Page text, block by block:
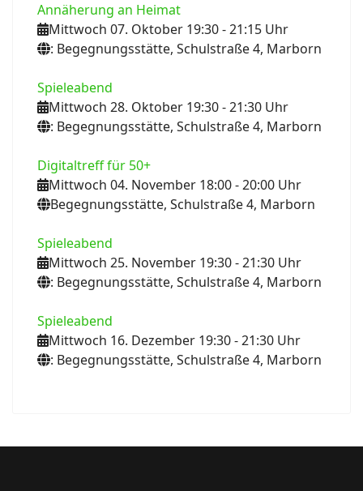
Annäherung an Heimat
Mittwoch 07. Oktober 19:30- 21:15 Uhr
: Begegnungsstätte, Schulstraße 4, Marborn
Spieleabend
Mittwoch 28. Oktober 19:30- 21:30 Uhr
: Begegnungsstätte, Schulstraße 4, Marborn
Digitaltreff für 50+
Mittwoch 04. November 18:00- 20:00 Uhr
Begegnungsstätte, Schulstraße 4, Marborn
Spieleabend
Mittwoch 25. November 19:30- 21:30 Uhr
: Begegnungsstätte, Schulstraße 4, Marborn
Spieleabend
Mittwoch 16. Dezember 19:30- 21:30 Uhr
: Begegnungsstätte, Schulstraße 4, Marborn